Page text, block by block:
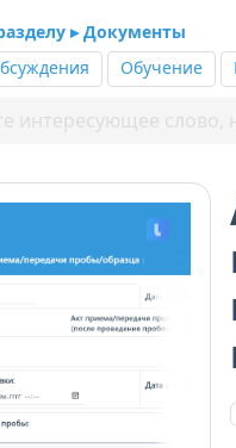
▸ Документы
Обучение